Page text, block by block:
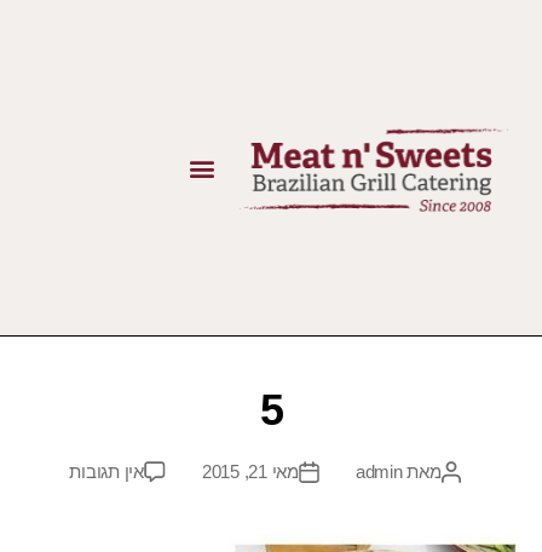
5
מאתadmin מאי 21, 2015 אין תגובות